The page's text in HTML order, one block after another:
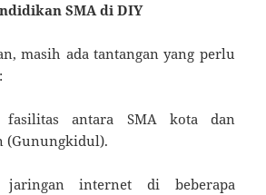
SMA di DIY
masih ada tantangan yang perlu
fasilitas antara SMA kota dan
(Gunungkidul).
jaringan internet di beberapa